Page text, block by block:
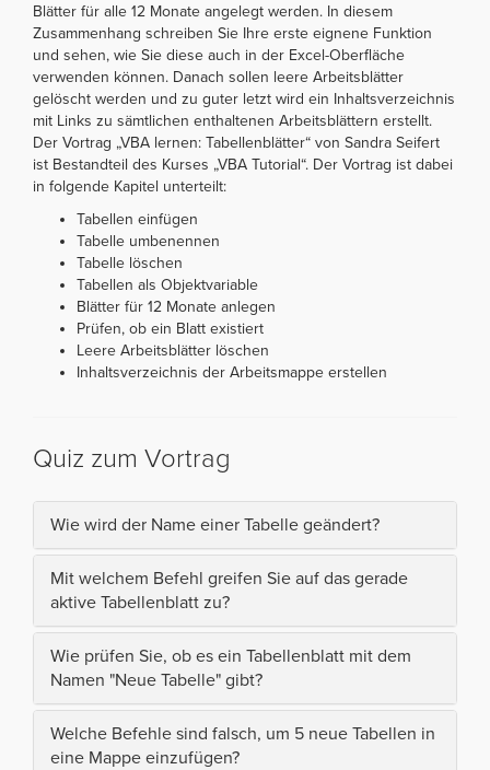
Blätter für alle 12 Monate angelegt werden. In diesem
Zusammenhang schreiben Sie Ihre erste eignene Funktion
und sehen, wie Sie diese auch in der Excel-Oberfläche
verwenden können. Danach sollen leere Arbeitsblätter
gelöscht werden und zu guter letzt wird ein Inhaltsverzeichnis
mit Links zu sämtlichen enthaltenen Arbeitsblättern erstellt.
Der Vortrag „VBA lernen: Tabellenblätter“ von Sandra Seifert
ist Bestandteil des Kurses „VBA Tutorial“. Der Vortrag ist dabei
in folgende Kapitel unterteilt:
Tabellen einfügen
Tabelle umbenennen
Tabelle löschen
Tabellen als Objektvariable
Blätter für 12 Monate anlegen
Prüfen, ob ein Blatt existiert
Leere Arbeitsblätter löschen
Inhaltsverzeichnis der Arbeitsmappe erstellen
Quiz zum Vortrag
Wie wird der Name einer Tabelle geändert?
Mit welchem Befehl greifen Sie auf das gerade
aktive Tabellenblatt zu?
Wie prüfen Sie, ob es ein Tabellenblatt mit dem
Namen "Neue Tabelle" gibt?
Welche Befehle sind falsch, um 5 neue Tabellen in
eine Mappe einzufügen?